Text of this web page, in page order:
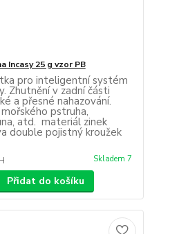
Incasy 25 g vzor PB
pro inteligentní systém
Zhutnění v zadní části
a přesné nahazování.
pstruha,
atd. materiál zinek
double pojistný kroužek
Skladem 7
Přidat do košíku